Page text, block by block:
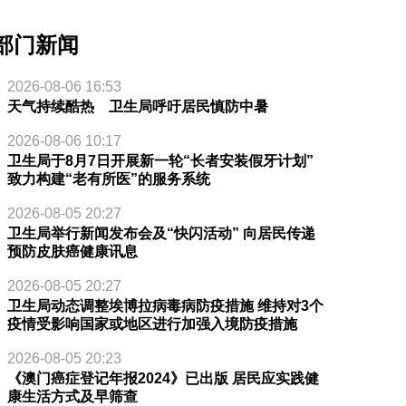
门新闻
2026-08-06 16:53
天气持续酷热 卫生局呼吁居民慎防中暑
2026-08-06 10:17
卫生局于8月7日开展新一轮“长者安装假牙计划”
致力构建“老有所医”的服务系统
2026-08-05 20:27
卫生局举行新闻发布会及“快闪活动” 向居民传递
预防皮肤癌健康讯息
2026-08-05 20:27
卫生局动态调整埃博拉病毒病防疫措施 维持对3个
疫情受影响国家或地区进行加强入境防疫措施
2026-08-05 20:23
《澳门癌症登记年报2024》已出版 居民应实践健
康生活方式及早筛查